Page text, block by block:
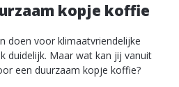
kopje koffie
doen voor klimaatvriendelijke
duidelijk. Maar wat kan jij vanuit
een duurzaam kopje koffie?